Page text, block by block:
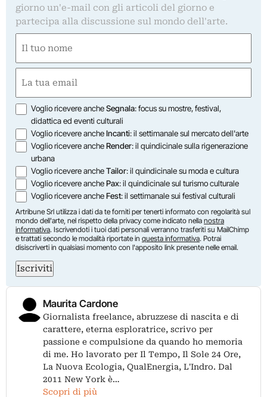
giorno un'e-mail con gli articoli del giorno e
partecipa alla discussione sul mondo dell'arte.
(Required)
First
(Required)
Opzioni
Voglio ricevere ancheSegnala: focus su mostre, festival,
didattica ed eventi culturali
Voglio ricevere ancheIncanti: il settimanale sul mercato dell'arte
Voglio ricevere ancheRender: il quindicinale sulla rigenerazione
urbana
Voglio ricevere ancheTailor: il quindicinale su moda e cultura
Voglio ricevere anchePax: il quindicinale sul turismo culturale
Voglio ricevere ancheFest: il settimanale sui festival culturali
Artribune Srl utilizza i dati da te forniti per tenerti informato con regolarità sul
mondo dell'arte, nel rispetto della privacy come indicato nella nostra
informativa. Iscrivendoti i tuoi dati personali verranno trasferiti su MailChimp
e trattati secondo le modalità riportate in questa informativa. Potrai
disiscriverti in qualsiasi momento con l'apposito link presente nelle email.
Iscriviti
Maurita Cardone
Giornalista freelance, abruzzese di nascita e di
carattere, eterna esploratrice, scrivo per
passione e compulsione da quando ho memoria
di me. Ho lavorato per Il Tempo, Il Sole 24 Ore,
La Nuova Ecologia, QualEnergia, L'Indro. Dal
2011 New York è…
Scopri di più